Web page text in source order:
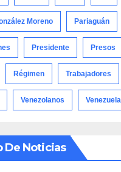
Moreno Pariaguán
Presidente Presos
Régimen Trabajadores
Venezolanos Venezuela
De Noticias